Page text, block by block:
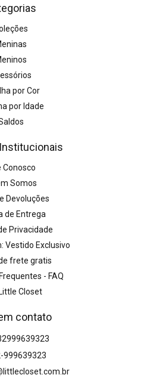
por Cor
por Idade
Conosco
Somos
Devoluções
de Entrega
Privacidade
Vestido Exclusivo
frete gratis
- FAQ
Closet
contato
999639323